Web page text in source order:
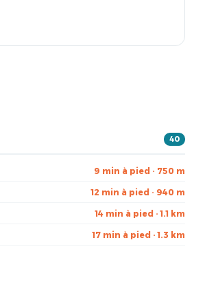
40
9 min à pied · 750 m
12 min à pied · 940 m
14 min à pied · 1.1 km
17 min à pied · 1.3 km